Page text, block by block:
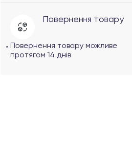
Повернення товару
Повернення товару можливе
протягом 14 днів